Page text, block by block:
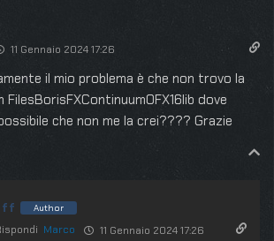
11 Gennaio 2024 17:26
il mio problema è che non trovo la
dove
che non me la crei???? Grazie
Author
Marco 11 Gennaio 2024 17:26